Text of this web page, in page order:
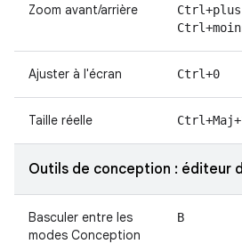
Zoom avant/arrière Ctrl+plus
Ajuster à l'écran Ctrl+0
Taille réelle
Outils de conception : éditeur
Basculer entre les
modes Conception
B